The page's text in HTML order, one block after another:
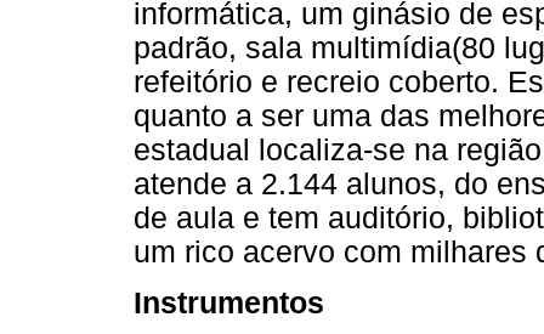
informática, um ginásio de
padrão, sala multimídia(80
refeitório e recreio coberto.
quanto a ser uma das
estadual localiza-se na
atende a 2.144 alunos, do
de aula e tem auditório,
um rico acervo com milhares
Instrumentos